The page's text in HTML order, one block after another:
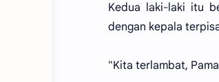
Kedua laki-laki itu
dengan kepala
"Kita terlambat,